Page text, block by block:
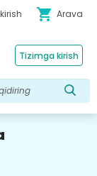
shopping_cart Arava
Tizimga kirish